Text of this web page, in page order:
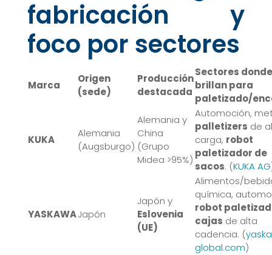
fabricación y
foco por sectores
Marca
Origen
(sede)
Producción
destacada
Sectores donde
brillan para
paletizado/
KUKA
Alemania
(Augsburgo)
Alemania y
China
(Grupo
Midea >95%)
Automoción,
palletizers de
carga, robot
paletizador de
sacos. (KUKA AG
YASKAWAJapón
Japón y
Eslovenia
(UE)
Alimentos/
química,
robot
cajas de alta
cadencia. (
global.com)